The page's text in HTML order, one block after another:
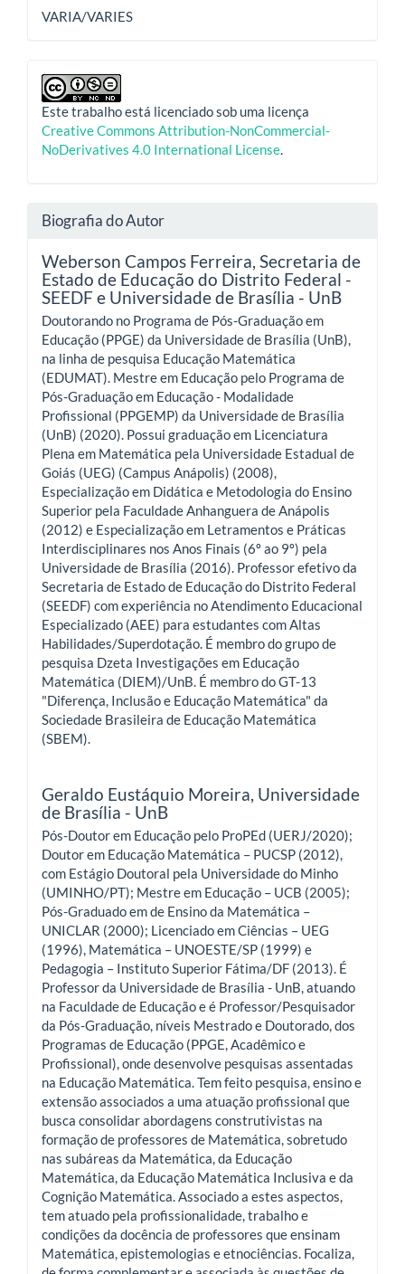
VARIA/VARIES
Este trabalho está licenciado sob uma licença
Creative Commons Attribution-NonCommercial-
NoDerivatives 4.0 International License.
Biografia do Autor
Weberson Campos Ferreira, Secretaria de
Estado de Educação do Distrito Federal -
SEEDF e Universidade de Brasília - UnB
Doutorando no Programa de Pós-Graduação em
Educação (PPGE) da Universidade de Brasília (UnB),
na linha de pesquisa Educação Matemática
(EDUMAT). Mestre em Educação pelo Programa de
Pós-Graduação em Educação - Modalidade
Profissional (PPGEMP) da Universidade de Brasília
(UnB) (2020). Possui graduação em Licenciatura
Plena em Matemática pela Universidade Estadual de
Goiás (UEG) (Campus Anápolis) (2008),
Especialização em Didática e Metodologia do Ensino
Superior pela Faculdade Anhanguera de Anápolis
(2012) e Especialização em Letramentos e Práticas
Interdisciplinares nos Anos Finais (6º ao 9º) pela
Universidade de Brasília (2016). Professor efetivo da
Secretaria de Estado de Educação do Distrito Federal
(SEEDF) com experiência no Atendimento Educacional
Especializado (AEE) para estudantes com Altas
Habilidades/Superdotação. É membro do grupo de
pesquisa Dzeta Investigações em Educação
Matemática (DIEM)/UnB. É membro do GT-13
"Diferença, Inclusão e Educação Matemática" da
Sociedade Brasileira de Educação Matemática
(SBEM).
Geraldo Eustáquio Moreira, Universidade
de Brasília - UnB
Pós-Doutor em Educação pelo ProPEd (UERJ/2020);
Doutor em Educação Matemática – PUCSP (2012),
com Estágio Doutoral pela Universidade do Minho
(UMINHO/PT); Mestre em Educação – UCB (2005);
Pós-Graduado em de Ensino da Matemática –
UNICLAR (2000); Licenciado em Ciências – UEG
(1996), Matemática – UNOESTE/SP (1999) e
Pedagogia – Instituto Superior Fátima/DF (2013). É
Professor da Universidade de Brasília - UnB, atuando
na Faculdade de Educação e é Professor/Pesquisador
da Pós-Graduação, níveis Mestrado e Doutorado, dos
Programas de Educação (PPGE, Acadêmico e
Profissional), onde desenvolve pesquisas assentadas
na Educação Matemática. Tem feito pesquisa, ensino e
extensão associados a uma atuação profissional que
busca consolidar abordagens construtivistas na
formação de professores de Matemática, sobretudo
nas subáreas da Matemática, da Educação
Matemática, da Educação Matemática Inclusiva e da
Cognição Matemática. Associado a estes aspectos,
tem atuado pela profissionalidade, trabalho e
condições da docência de professores que ensinam
Matemática, epistemologias e etnociências. Focaliza,